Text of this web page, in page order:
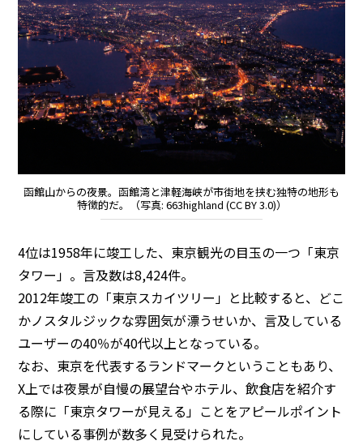
函館山からの夜景。函館湾と津軽海峡が市街地を挟む独特の地形も
特徴的だ。（写真: 663highland (CC BY 3.0)）
4位は1958年に竣工した、東京観光の目玉の一つ「東京
タワー」。言及数は8,424件。
2012年竣工の「東京スカイツリー」と比較すると、どこ
かノスタルジックな雰囲気が漂うせいか、言及している
ユーザーの40％が40代以上となっている。
なお、東京を代表するランドマークということもあり、
X上では夜景が自慢の展望台やホテル、飲食店を紹介す
る際に「東京タワーが見える」ことをアピールポイント
にしている事例が数多く見受けられた。